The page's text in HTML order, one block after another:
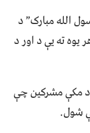
الله مبارک” د
يوه ته يې د اور د
د مکې مشرکين چې
شول.